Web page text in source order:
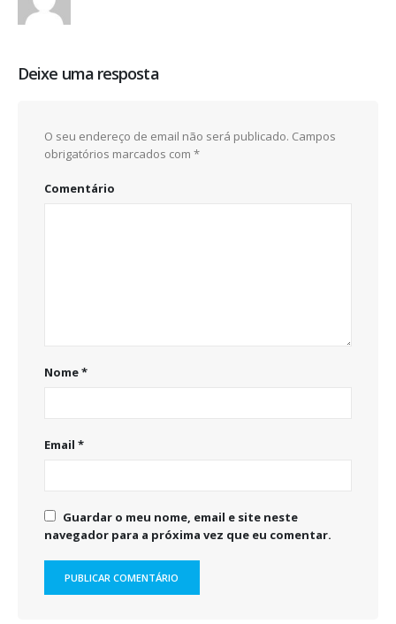
Deixe uma resposta
O seu endereço de email não será publicado. Campos
obrigatórios marcados com *
Comentário
Nome*
Email *
Guardar o meu nome, email e site neste
navegador para a próxima vez que eu comentar.